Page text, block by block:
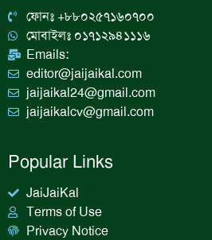
a
m
n
ফোনঃ +৮৮০২৫৭১৬০৭০০
মোবাইলঃ ০১৭১২৯৪১১১৬
Emails:
editor@jaijaikal.com
jaijaikal24@gmail.com
jaijaikalcv@gmail.com
Popular Links
JaiJaiKal
Terms of Use
Privacy Notice